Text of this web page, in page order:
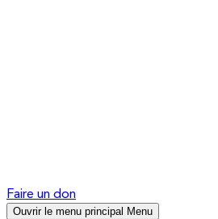
Faire un don
Ouvrir le menu principal Menu